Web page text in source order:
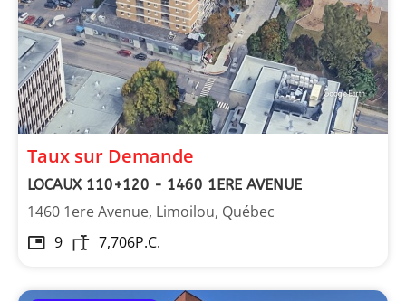
Taux sur Demande
LOCAUX 110+120 - 1460 1ERE AVENUE
1460 1ere Avenue, Limoilou, Québec
9
7,706P.C.